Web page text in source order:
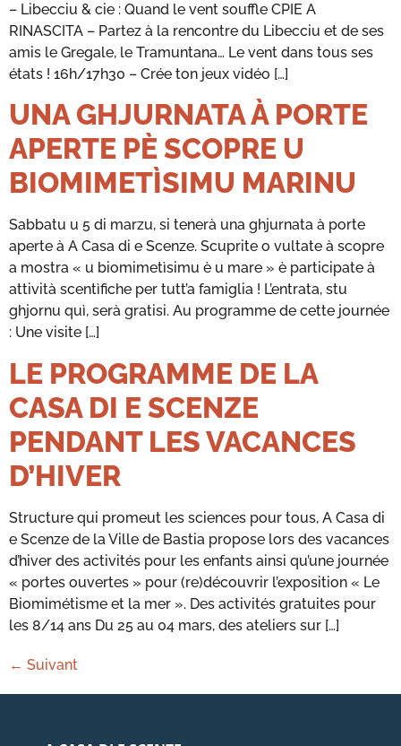
– Libecciu & cie : Quand le vent souffle CPIE A
RINASCITA – Partez à la rencontre du Libecciu et de ses
amis le Gregale, le Tramuntana… Le vent dans tous ses
états ! 16h/17h30 – Crée ton jeux vidéo […]
UNA GHJURNATA À PORTE
APERTE PÈ SCOPRE U
BIOMIMETÌSIMU MARINU
Sabbatu u 5 di marzu, si tenerà una ghjurnata à porte
aperte à A Casa di e Scenze. Scuprite o vultate à scopre
a mostra « u biomimetìsimu è u mare » è participate à
attività scentìfiche per tutt’a famiglia ! L’entrata, stu
ghjornu quì, serà gratisi. Au programme de cette journée
: Une visite […]
LE PROGRAMME DE LA
CASA DI E SCENZE
PENDANT LES VACANCES
D’HIVER
Structure qui promeut les sciences pour tous, A Casa di
e Scenze de la Ville de Bastia propose lors des vacances
d’hiver des activités pour les enfants ainsi qu’une journée
« portes ouvertes » pour (re)découvrir l’exposition « Le
Biomimétisme et la mer ». Des activités gratuites pour
les 8/14 ans Du 25 au 04 mars, des ateliers sur […]
← Suivant